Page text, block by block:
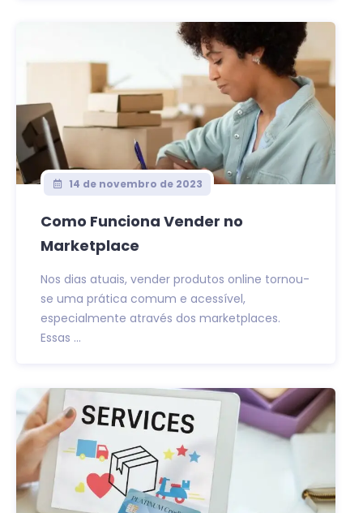
14 de novembro de 2023
Como Funciona Vender no
Marketplace
Nos dias atuais, vender produtos online tornou-
se uma prática comum e acessível,
especialmente através dos marketplaces.
Essas ...